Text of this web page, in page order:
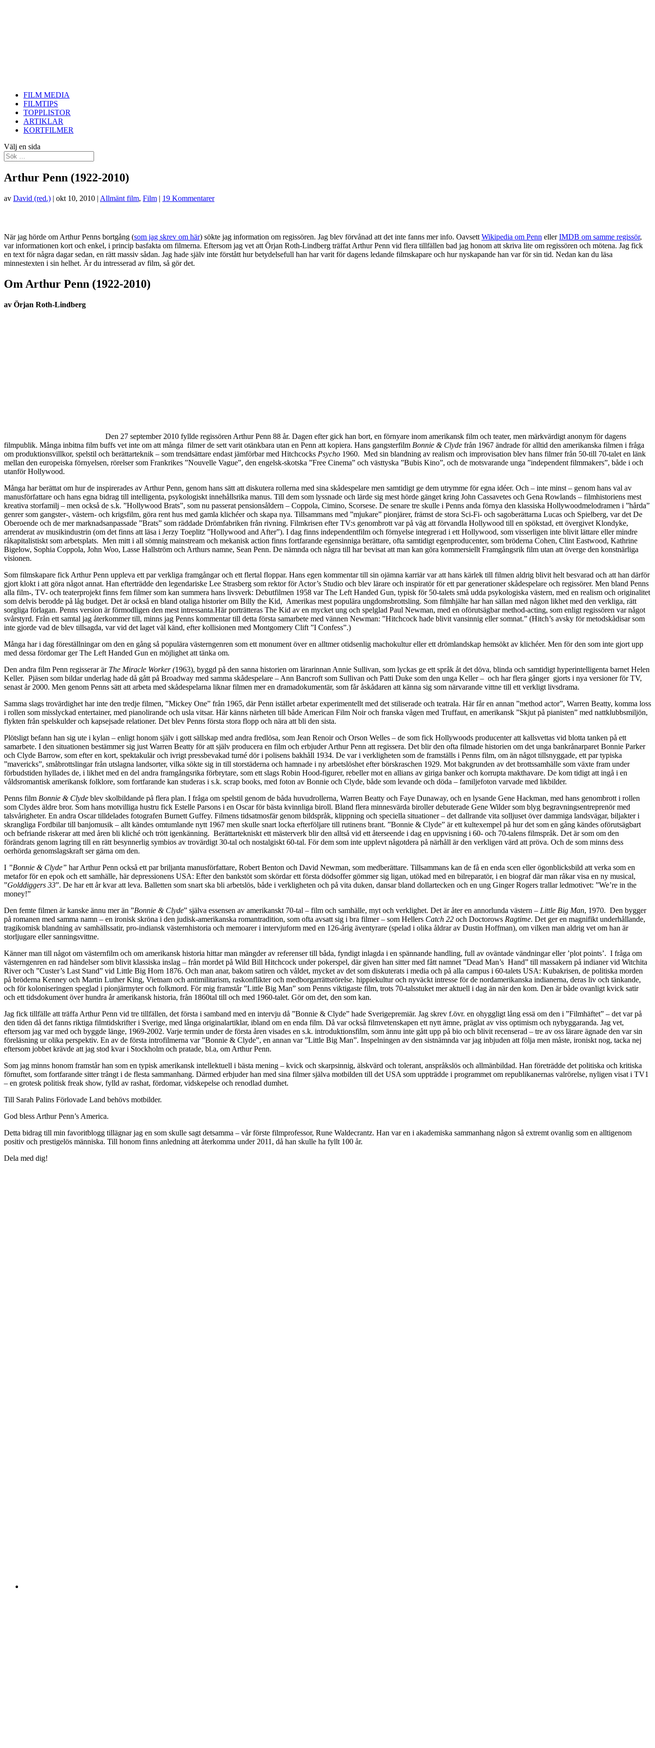
FILM MEDIA
FILMTIPS
TOPPLISTOR
ARTIKLAR
KORTFILMER
Välj en sida
Arthur Penn (1922-2010)
av David (red.) | okt 10, 2010 | Allmänt film, Film | 19 Kommentarer
När jag hörde om Arthur Penns bortgång (som jag skrev om här) sökte jag information om regissören. Jag blev förvånad att det inte fanns mer info. Oavsett Wikipedia om Penn ellerIMDB om samme regissör,
var informationen kort och enkel, i princip basfakta om filmerna. Eftersom jag vet att Örjan Roth-Lindberg träffat Arthur Penn vid flera tillfällen bad jag honom att skriva lite om regissören och mötena. Jag fick
en text för några dagar sedan, en rätt massiv sådan. Jag hade själv inte förstått hur betydelsefull han har varit för dagens ledande filmskapare och hur nyskapande han var för sin tid. Nedan kan du läsa
minnestexten i sin helhet. Är du intresserad av film, så gör det.
Om Arthur Penn (1922-2010)
av Örjan Roth-Lindberg
Den 27 september 2010 fyllde regissören Arthur Penn 88 år. Dagen efter gick han bort, en förnyare inom amerikansk film och teater, men märkvärdigt anonym för dagens
filmpublik. Många inbitna film buffs vet inte om att många filmer de sett varit otänkbara utan en Penn att kopiera. Hans gangsterfilm Bonnie & Clyde från 1967 ändrade för alltid den amerikanska filmen i fråga
om produktionsvillkor, spelstil och berättarteknik – som trendsättare endast jämförbar med Hitchcocks Psycho 1960. Med sin blandning av realism och improvisation blev hans filmer från 50-till 70-talet en länk
mellan den europeiska förnyelsen, rörelser som Frankrikes ”Nouvelle Vague”, den engelsk-skotska ”Free Cinema” och västtyska ”Bubis Kino”, och de motsvarande unga ”independent filmmakers”, både i och
utanför Hollywood.
Många har berättat om hur de inspirerades av Arthur Penn, genom hans sätt att diskutera rollerna med sina skådespelare men samtidigt ge dem utrymme för egna idéer. Och – inte minst – genom hans val av
manusförfattare och hans egna bidrag till intelligenta, psykologiskt innehållsrika manus. Till dem som lyssnade och lärde sig mest hörde gänget kring John Cassavetes och Gena Rowlands – filmhistoriens mest
kreativa storfamilj – men också de s.k. ”Hollywood Brats”, som nu passerat pensionsåldern – Coppola, Cimino, Scorsese. De senare tre skulle i Penns anda förnya den klassiska Hollywoodmelodramen i ”hårda”
genrer som gangster-, västern- och krigsfilm, göra rent hus med gamla klichéer och skapa nya. Tillsammans med ”mjukare” pionjärer, främst de stora Sci-Fi- och sagoberättarna Lucas och Spielberg, var det De
Oberoende och de mer marknadsanpassade ”Brats” som räddade Drömfabriken från rivning. Filmkrisen efter TV:s genombrott var på väg att förvandla Hollywood till en spökstad, ett övergivet Klondyke,
arrenderat av musikindustrin (om det finns att läsa i Jerzy Toeplitz ”Hollywood and After”). I dag finns independentfilm och förnyelse integrerad i ett Hollywood, som visserligen inte blivit lättare eller mindre
råkapitalistiskt som arbetsplats. Men mitt i all sömnig mainstream och mekanisk action finns fortfarande egensinniga berättare, ofta samtidigt egenproducenter, som bröderna Cohen, Clint Eastwood, Kathrine
Bigelow, Sophia Coppola, John Woo, Lasse Hallström och Arthurs namne, Sean Penn. De nämnda och några till har bevisat att man kan göra kommersiellt Framgångsrik film utan att överge den konstnärliga
visionen.
Som filmskapare fick Arthur Penn uppleva ett par verkliga framgångar och ett flertal floppar. Hans egen kommentar till sin ojämna karriär var att hans kärlek till filmen aldrig blivit helt besvarad och att han därför
gjort klokt i att göra något annat. Han efterträdde den legendariske Lee Strasberg som rektor för Actor’s Studio och blev lärare och inspiratör för ett par generationer skådespelare och regissörer. Men bland Penns
alla film-, TV- och teaterprojekt finns fem filmer som kan summera hans livsverk: Debutfilmen 1958 var The Left Handed Gun, typisk för 50-talets små udda psykologiska västern, med en realism och originalitet
som delvis berodde på låg budget. Det är också en bland otaliga historier om Billy the Kid, Amerikas mest populära ungdomsbrottsling. Som filmhjälte har han sällan med någon likhet med den verkliga, rätt
sorgliga förlagan. Penns version är förmodligen den mest intressanta.Här porträtteras The Kid av en mycket ung och spelglad Paul Newman, med en oförutsägbar method-acting, som enligt regissören var något
svårstyrd. Från ett samtal jag återkommer till, minns jag Penns kommentar till detta första samarbete med vännen Newman: ”Hitchcock hade blivit vansinnig eller somnat.” (Hitch’s avsky för metodskådisar som
inte gjorde vad de blev tillsagda, var vid det laget väl känd, efter kollisionen med Montgomery Clift ”I Confess”.)
Många har i dag föreställningar om den en gång så populära västerngenren som ett monument över en alltmer otidsenlig machokultur eller ett drömlandskap hemsökt av klichéer. Men för den som inte gjort upp
med dessa fördomar ger The Left Handed Gun en möjlighet att tänka om.
Den andra film Penn regisserar är The Miracle Worker (1963), byggd på den sanna historien om lärarinnan Annie Sullivan, som lyckas ge ett språk åt det döva, blinda och samtidigt hyperintelligenta barnet Helen
Keller. Pjäsen som bildar underlag hade då gått på Broadway med samma skådespelare – Ann Bancroft som Sullivan och Patti Duke som den unga Keller – och har flera gånger gjorts i nya versioner för TV,
senast år 2000. Men genom Penns sätt att arbeta med skådespelarna liknar filmen mer en dramadokumentär, som får åskådaren att känna sig som närvarande vittne till ett verkligt livsdrama.
Samma slags trovärdighet har inte den tredje filmen, ”Mickey One” från 1965, där Penn istället arbetar experimentellt med det stiliserade och teatrala. Här får en annan ”method actor”, Warren Beatty, komma loss
i rollen som misslyckad entertainer, med pianolirande och usla vitsar. Här känns närheten till både American Film Noir och franska vågen med Truffaut, en amerikansk ”Skjut på pianisten” med nattklubbsmiljön,
flykten från spelskulder och kapsejsade relationer. Det blev Penns första stora flopp och nära att bli den sista.
Plötsligt befann han sig ute i kylan – enligt honom själv i gott sällskap med andra fredlösa, som Jean Renoir och Orson Welles – de som fick Hollywoods producenter att kallsvettas vid blotta tanken på ett
samarbete. I den situationen bestämmer sig just Warren Beatty för att själv producera en film och erbjuder Arthur Penn att regissera. Det blir den ofta filmade historien om det unga bankrånarparet Bonnie Parker
och Clyde Barrow, som efter en kort, spektakulär och ivrigt pressbevakad turné dör i polisens bakhåll 1934. De var i verkligheten som de framställs i Penns film, om än något tillsnyggade, ett par typiska
”mavericks”, småbrottslingar från utslagna landsorter, vilka sökte sig in till storstäderna och hamnade i ny arbetslöshet efter börskraschen 1929. Mot bakgrunden av det brottssamhälle som växte fram under
förbudstiden hyllades de, i likhet med en del andra framgångsrika förbrytare, som ett slags Robin Hood-figurer, rebeller mot en allians av giriga banker och korrupta makthavare. De kom tidigt att ingå i en
våldsromantisk amerikansk folklore, som fortfarande kan studeras i s.k. scrap books, med foton av Bonnie och Clyde, både som levande och döda – familjefoton varvade med likbilder.
Penns film Bonnie & Clyde blev skolbildande på flera plan. I fråga om spelstil genom de båda huvudrollerna, Warren Beatty och Faye Dunaway, och en lysande Gene Hackman, med hans genombrott i rollen
som Clydes äldre bror. Som hans motvilliga hustru fick Estelle Parsons i en Oscar för bästa kvinnliga biroll. Bland flera minnesvärda biroller debuterade Gene Wilder som blyg begravningsentreprenör med
talsvårigheter. En andra Oscar tilldelades fotografen Burnett Guffey. Filmens tidsatmosfär genom bildspråk, klippning och speciella situationer – det dallrande vita solljuset över dammiga landsvägar, biljakter i
skrangliga Fordbilar till banjomusik – allt kändes omtumlande nytt 1967 men skulle snart locka efterföljare till rutinens brant. ”Bonnie & Clyde” är ett kultexempel på hur det som en gång kändes oförutsägbart
och befriande riskerar att med åren bli kliché och trött igenkänning. Berättartekniskt ett mästerverk blir den alltså vid ett återseende i dag en uppvisning i 60- och 70-talens filmspråk. Det är som om den
förändrats genom lagring till en rätt besynnerlig symbios av trovärdigt 30-tal och nostalgiskt 60-tal. För dem som inte upplevt någotdera på närhåll är den verkligen värd att pröva. Och de som minns dess
oerhörda genomslagskraft ser gärna om den.
I ”Bonnie & Clyde” har Arthur Penn också ett par briljanta manusförfattare, Robert Benton och David Newman, som medberättare. Tillsammans kan de få en enda scen eller ögonblicksbild att verka som en
metafor för en epok och ett samhälle, här depressionens USA: Efter den bankstöt som skördar ett första dödsoffer gömmer sig ligan, utökad med en bilreparatör, i en biograf där man råkar visa en ny musical,
”Golddiggers 33”. De har ett år kvar att leva. Balletten som snart ska bli arbetslös, både i verkligheten och på vita duken, dansar bland dollartecken och en ung Ginger Rogers trallar ledmotivet: ”We’re in the
money!”
Den femte filmen är kanske ännu mer än ”Bonnie & Clyde” själva essensen av amerikanskt 70-tal – film och samhälle, myt och verklighet. Det är åter en annorlunda västern – Little Big Man, 1970. Den bygger
på romanen med samma namn – en ironisk skröna i den judisk-amerikanska romantradition, som ofta avsatt sig i bra filmer – som Hellers Catch 22 och Doctorows Ragtime. Det ger en magnifikt underhållande,
tragikomisk blandning av samhällssatir, pro-indiansk västernhistoria och memoarer i intervjuform med en 126-årig äventyrare (spelad i olika åldrar av Dustin Hoffman), om vilken man aldrig vet om han är
storljugare eller sanningsvittne.
Känner man till något om västernfilm och om amerikansk historia hittar man mängder av referenser till båda, fyndigt inlagda i en spännande handling, full av oväntade vändningar eller ’plot points’. I fråga om
västerngenren en rad händelser som blivit klassiska inslag – från mordet på Wild Bill Hitchcock under pokerspel, där given han sitter med fått namnet ”Dead Man’s Hand” till massakern på indianer vid Witchita
River och ”Custer’s Last Stand” vid Little Big Horn 1876. Och man anar, bakom satiren och våldet, mycket av det som diskuterats i media och på alla campus i 60-talets USA: Kubakrisen, de politiska morden
på bröderna Kenney och Martin Luther King, Vietnam och antimilitarism, raskonflikter och medborgarrättsrörelse. hippiekultur och nyväckt intresse för de nordamerikanska indianerna, deras liv och tänkande,
och för koloniseringen speglad i pionjärmyter och folkmord. För mig framstår ”Little Big Man” som Penns viktigaste film, trots 70-talsstuket mer aktuell i dag än när den kom. Den är både ovanligt kvick satir
och ett tidsdokument över hundra år amerikansk historia, från 1860tal till och med 1960-talet. Gör om det, den som kan.
Jag fick tillfälle att träffa Arthur Penn vid tre tillfällen, det första i samband med en intervju då ”Bonnie & Clyde” hade Sverigepremiär. Jag skrev f.övr. en ohyggligt lång essä om den i ”Filmhäftet” – det var på
den tiden då det fanns riktiga filmtidskrifter i Sverige, med långa originalartiklar, ibland om en enda film. Då var också filmvetenskapen ett nytt ämne, präglat av viss optimism och nybyggaranda. Jag vet,
eftersom jag var med och byggde länge, 1969-2002. Varje termin under de första åren visades en s.k. introduktionsfilm, som ännu inte gått upp på bio och blivit recenserad – tre av oss lärare ägnade den var sin
föreläsning ur olika perspektiv. En av de första introfilmerna var ”Bonnie & Clyde”, en annan var ”Little Big Man”. Inspelningen av den sistnämnda var jag inbjuden att följa men måste, ironiskt nog, tacka nej
eftersom jobbet krävde att jag stod kvar i Stockholm och pratade, bl.a, om Arthur Penn.
Som jag minns honom framstår han som en typisk amerikansk intellektuell i bästa mening – kvick och skarpsinnig, älskvärd och tolerant, anspråkslös och allmänbildad. Han företrädde det politiska och kritiska
förnuftet, som fortfarande sitter trångt i de flesta sammanhang. Därmed erbjuder han med sina filmer själva motbilden till det USA som uppträdde i programmet om republikanernas valrörelse, nyligen visat i TV1
– en grotesk politisk freak show, fylld av rashat, fördomar, vidskepelse och renodlad dumhet.
Till Sarah Palins Förlovade Land behövs motbilder.
God bless Arthur Penn’s America.
Detta bidrag till min favoritblogg tillägnar jag en som skulle sagt detsamma – vår förste filmprofessor, Rune Waldecrantz. Han var en i akademiska sammanhang någon så extremt ovanlig som en alltigenom
positiv och prestigelös människa. Till honom finns anledning att återkomma under 2011, då han skulle ha fyllt 100 år.
Dela med dig!